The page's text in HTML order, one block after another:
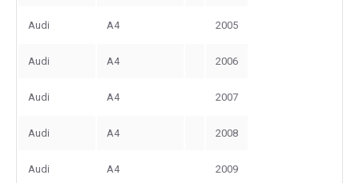
Audi A4 2005
Audi A4 2006
Audi A4 2007
Audi A4 2008
Audi A4 2009